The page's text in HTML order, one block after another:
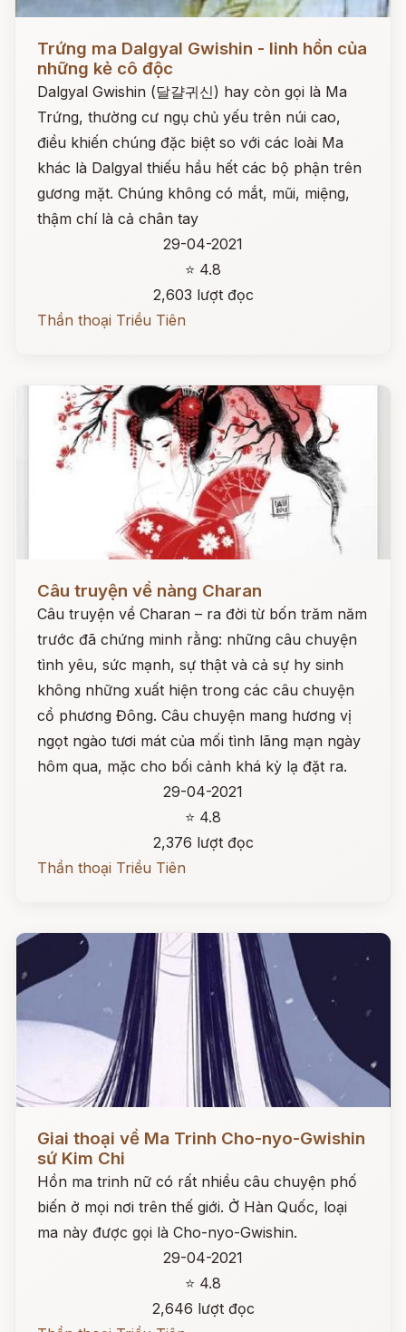
Trứng ma Dalgyal Gwishin - linh hồn của
những kẻ cô độc
Dalgyal Gwishin (달걀귀신) hay còn gọi là Ma
Trứng, thường cư ngụ chủ yếu trên núi cao,
điều khiến chúng đặc biệt so với các loài Ma
khác là Dalgyal thiếu hầu hết các bộ phận trên
gương mặt. Chúng không có mắt, mũi, miệng,
thậm chí là cả chân tay
29-04-2021
⭐ 4.8
2,603 lượt đọc
Thần thoại Triều Tiên
Câu truyện về nàng Charan
Câu truyện về Charan – ra đời từ bốn trăm năm
trước đã chứng minh rằng: những câu chuyện
tình yêu, sức mạnh, sự thật và cả sự hy sinh
không những xuất hiện trong các câu chuyện
cổ phương Đông. Câu chuyện mang hương vị
ngọt ngào tươi mát của mối tình lãng mạn ngày
hôm qua, mặc cho bối cảnh khá kỳ lạ đặt ra.
29-04-2021
⭐ 4.8
2,376 lượt đọc
Thần thoại Triều Tiên
Giai thoại về Ma Trinh Cho-nyo-Gwishin
sứ Kim Chi
Hồn ma trinh nữ có rất nhiều câu chuyện phố
biến ở mọi nơi trên thế giới. Ở Hàn Quốc, loại
ma này được gọi là Cho-nyo-Gwishin.
29-04-2021
⭐ 4.8
2,646 lượt đọc